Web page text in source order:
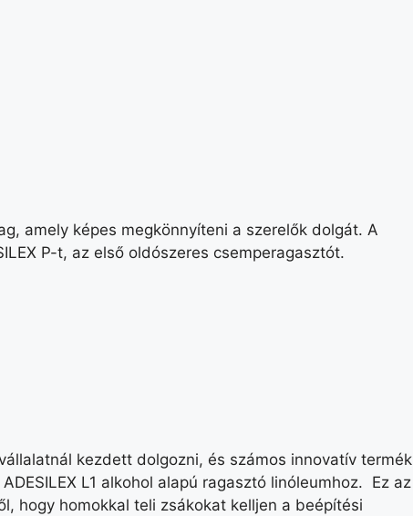
amely képes megkönnyíteni a szerelők dolgát. A
P-t, az első oldószeres csemperagasztót.
kezdett dolgozni, és számos innovatív termék
L1 alkohol alapú ragasztó linóleumhoz. Ez az
hogy homokkal teli zsákokat kelljen a beépítési